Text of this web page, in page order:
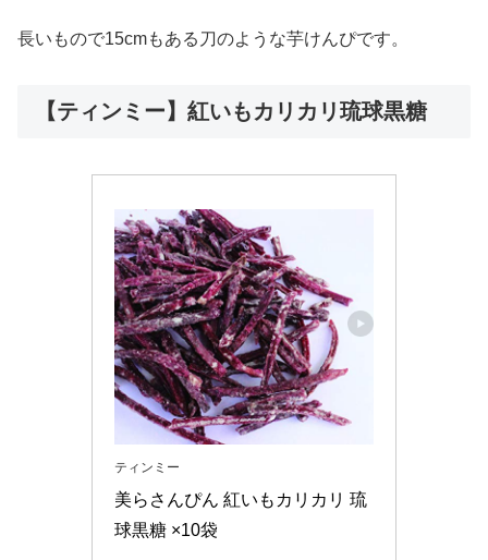
長いもので15cmもある刀のような芋けんぴです。
【ティンミー】紅いもカリカリ琉球黒糖
ティンミー
美らさんぴん 紅いもカリカリ 琉
球黒糖 ×10袋